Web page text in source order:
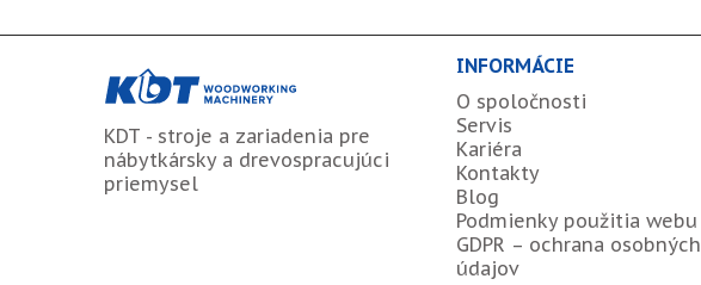
KDT - stroje a zariadenia pre
nábytkársky a drevospracujúci
priemysel
INFORMÁCIE
O spoločnosti
Servis
Kariéra
Kontakty
Blog
Podmienky použitia webu
GDPR – ochrana osobných
údajov